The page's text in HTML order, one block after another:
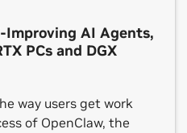
Improving AI Agents,
PCs and DGX
way users get work
of OpenClaw, the